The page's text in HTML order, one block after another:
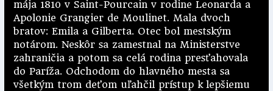
mája 1810 v Saint-Pourcain v rodine Leonarda a
Apolonie Grangier de Moulinet. Mala dvoch
bratov: Emila a Gilberta. Otec bol mestským
notárom. Neskôr sa zamestnal na Ministerstve
zahraničia a potom sa celá rodina presťahovala
do Paríža. Odchodom do hlavného mesta sa
všetkým trom deťom uľahčil prístup k lepšiemu